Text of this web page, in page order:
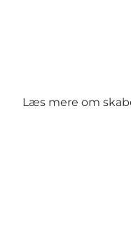
Læs mere om